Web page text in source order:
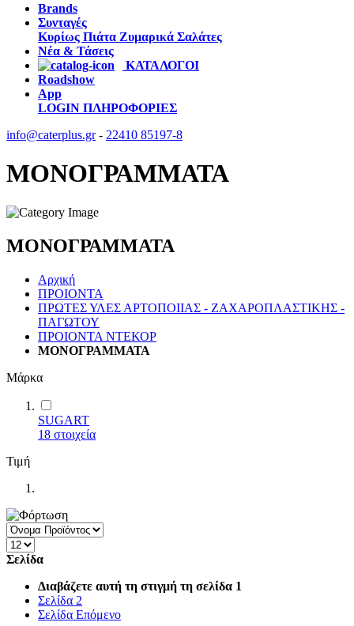
Brands
Συνταγές
Κυρίως Πιάτα Ζυμαρικά Σαλάτες
Νέα & Τάσεις
ΚΑΤΑΛΟΓΟΙ
Roadshow
App
LOGIN ΠΛΗΡΟΦΟΡΙΕΣ
info@caterplus.gr- 22410 85197-8
ΜΟΝΟΓΡΑΜΜΑΤΑ
ΜΟΝΟΓΡΑΜΜΑΤΑ
Αρχική
ΠΡΟΙΟΝΤΑ
ΠΡΩΤΕΣ ΥΛΕΣ ΑΡΤΟΠΟΙΙΑΣ - ΖΑΧΑΡΟΠΛΑΣΤΙΚΗΣ -
ΠΑΓΩΤΟΥ
ΠΡΟΙΟΝΤΑ ΝΤΕΚΟΡ
ΜΟΝΟΓΡΑΜΜΑΤΑ
Μάρκα
SUGART
18 στοιχεία
Τιμή
Σελίδα
Διαβάζετε αυτή τη στιγμή τη σελίδα 1
Σελίδα 2
Σελίδα Επόμενο